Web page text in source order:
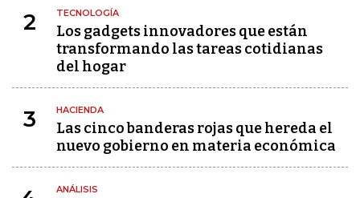
2 TECNOLOGÍA
Los gadgets innovadores que están
transformando las tareas cotidianas
del hogar
3 HACIENDA
Las cinco banderas rojas que hereda el
nuevo gobierno en materia económica
ANÁLISIS